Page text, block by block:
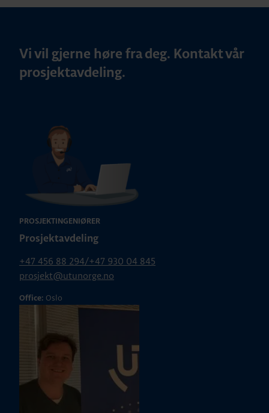
Vi vil gjerne høre fra deg. Kontakt vår
prosjektavdeling.
PROSJEKTINGENIØRER
Prosjektavdeling
+47 456 88 294/+47 930 04 845
prosjekt@utunorge.no
Office: Oslo